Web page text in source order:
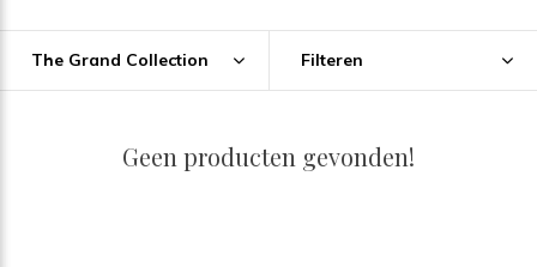
The Grand Collection Filteren
Geen producten gevonden!